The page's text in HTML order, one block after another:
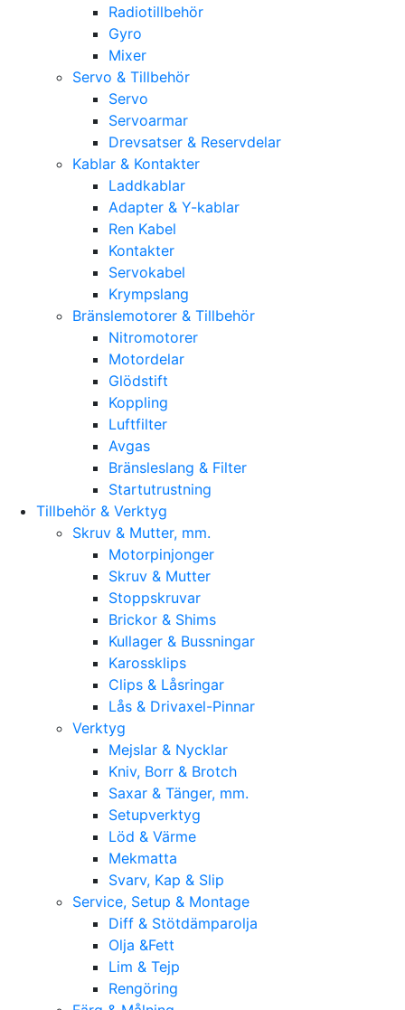
Radiotillbehör
Gyro
Mixer
Servo & Tillbehör
Servo
Servoarmar
Drevsatser & Reservdelar
Kablar & Kontakter
Laddkablar
Adapter & Y-kablar
Ren Kabel
Kontakter
Servokabel
Krympslang
Bränslemotorer & Tillbehör
Nitromotorer
Motordelar
Glödstift
Koppling
Luftfilter
Avgas
Bränsleslang & Filter
Startutrustning
Tillbehör & Verktyg
Skruv & Mutter, mm.
Motorpinjonger
Skruv & Mutter
Stoppskruvar
Brickor & Shims
Kullager & Bussningar
Karossklips
Clips & Låsringar
Lås & Drivaxel-Pinnar
Verktyg
Mejslar & Nycklar
Kniv, Borr & Brotch
Saxar & Tänger, mm.
Setupverktyg
Löd & Värme
Mekmatta
Svarv, Kap & Slip
Service, Setup & Montage
Diff & Stötdämparolja
Olja &Fett
Lim & Tejp
Rengöring